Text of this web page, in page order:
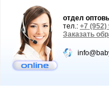
отдел
тел.: +7 (952)
Заказать